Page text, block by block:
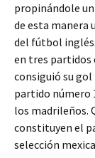
propinándole
de esta manera
del fútbol
en tres partidos
consiguió su
partido número
los madrileños.
constituyen el
selección